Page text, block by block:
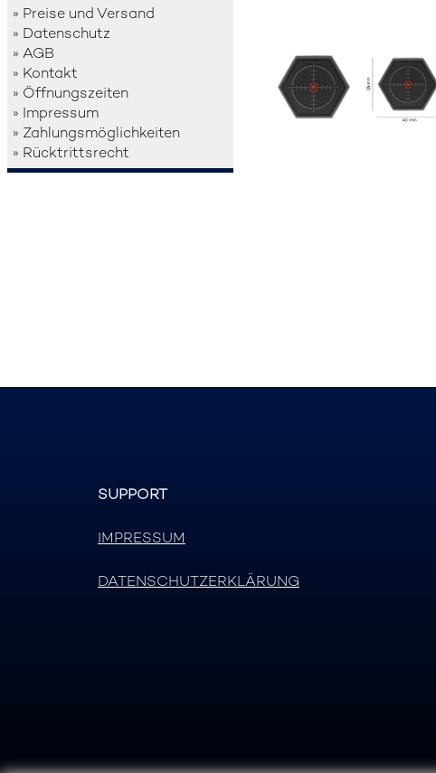
» Preise und Versand
» Datenschutz
» AGB
» Kontakt
» Öffnungszeiten
» Impressum
» Zahlungsmöglichkeiten
» Rücktrittsrecht
SUPPORT
IMPRESSUM
DATENSCHUTZERKLÄRUNG